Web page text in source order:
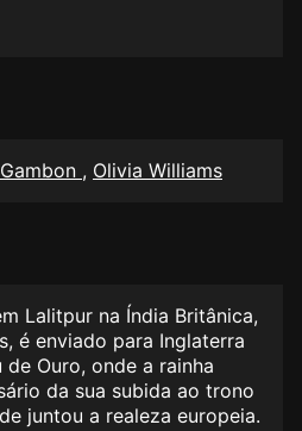
, Olivia Williams
Lalitpur na Índia Britânica,
é enviado para Inglaterra
Ouro, onde a rainha
da sua subida ao trono
juntou a realeza europeia.